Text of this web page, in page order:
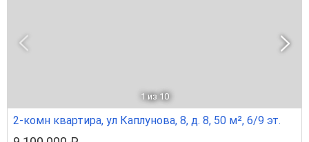
1 из 10
2-комн квартира, ул Каплунова, 8, д. 8, 50 м², 6/9 эт.